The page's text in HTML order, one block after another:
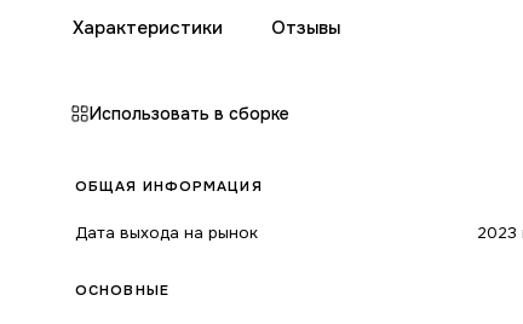
Характеристики Отзывы
Использовать в сборке
ОБЩАЯ ИНФОРМАЦИЯ
Дата выхода на рынок 2023
ОСНОВНЫЕ